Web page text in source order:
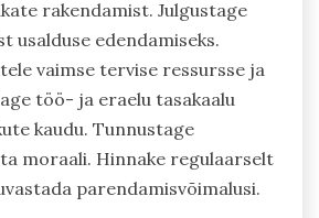
praktikad
töökeskkonna
töökeskkonna loomine hõlmab